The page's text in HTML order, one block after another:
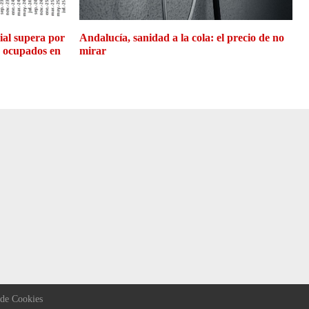
supera por
en
Andalucía, sanidad a la cola: el precio de no
mirar
Cookies